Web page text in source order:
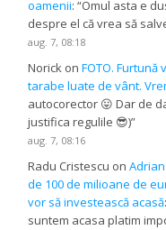
oamenii: “Omul asta e
despre el că vrea să
aug. 7, 08:18
Norick onFOTO.
tarabe luate de vânt.
autocorector 😛 Dar de
justifica regulile 😎)”
aug. 7, 08:16
Radu Cristescu on
de 100 de milioane de
vor să investească acasă
suntem acasa platim